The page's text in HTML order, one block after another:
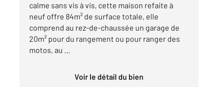
calme sans vis à vis, cette maison refaite à
neuf offre 84m² de surface totale, elle
comprend au rez-de-chaussée un garage de
20m² pour du rangement ou pour ranger des
motos, au ...
Voir le détail du bien